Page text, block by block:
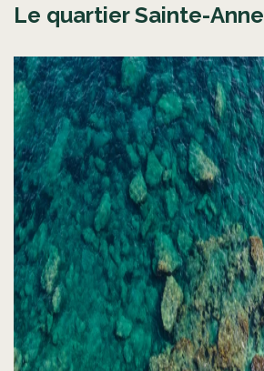
Le quartier Sainte-Anne